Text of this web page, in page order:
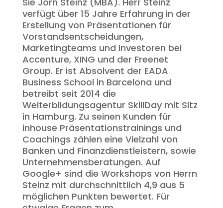
verfügt über 15 Jahre Erfahrung in der
Erstellung von Präsentationen für
Vorstandsentscheidungen,
Marketingteams und Investoren bei
Accenture, XING und der Freenet
Group. Er ist Absolvent der EADA
Business School in Barcelona und
betreibt seit 2014 die
Weiterbildungsagentur SkillDay mit Sitz
in Hamburg. Zu seinen Kunden für
inhouse Präsentationstrainings und
Coachings zählen eine Vielzahl von
Banken und Finanzdienstleistern, sowie
Unternehmensberatungen. Auf
Google+ sind die Workshops von Herrn
Steinz mit durchschnittlich 4,9 aus 5
möglichen Punkten bewertet. Für